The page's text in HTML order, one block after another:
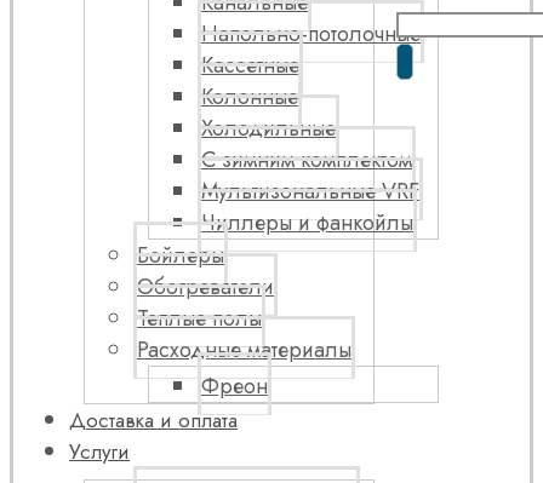
Напольно-потолочные
Кассетные
Колонные
Холодильные
С зимним комплектом
Мультизональные VRF
Чиллеры и фанкойлы
Бойлеры
Обогреватели
Теплые полы
Расходные материалы
Фреон
Доставка и оплата
Услуги